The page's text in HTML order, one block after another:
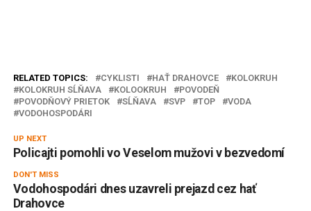
RELATED TOPICS: CYKLISTI HAŤ DRAHOVCE
KOLOKRUH
KOLOKRUH SĹŇAVA
KOLOOKRUH
POVODEŇ
POVODŇOVÝ PRIETOK
SĹŇAVA SVP TOP
VODA
VODOHOSPODÁRI
UP NEXT
Policajti pomohli vo Veselom mužovi v bezvedomí
DON'T MISS
Vodohospodári dnes uzavreli prejazd cez hať
Drahovce